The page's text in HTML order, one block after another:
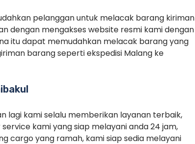
pelanggan untuk melacak barang kiriman
dengan mengakses website resmi kami dengan
itu dapat memudahkan melacak barang yang
barang seperti ekspedisi Malang ke
lagi kami selalu memberikan layanan terbaik,
kami yang siap melayani anda 24 jam,
cargo yang ramah, kami siap sedia melayani